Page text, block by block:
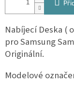
Nabíjecí Deska (
pro Samsung
Originální.
Modelové